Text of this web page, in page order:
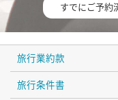
すでにご予約
旅行業約款
旅行条件書